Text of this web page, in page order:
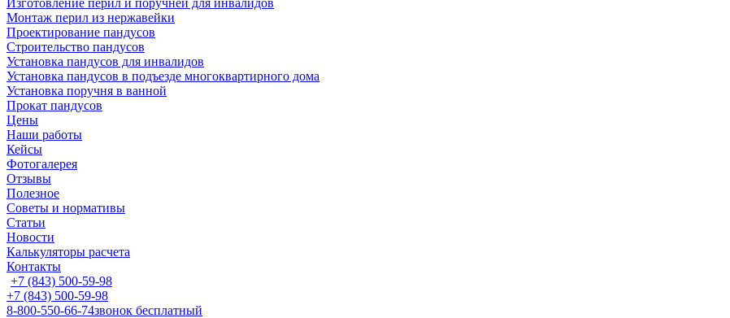
Изготовление перил и поручней для инвалидов
Монтаж перил из нержавейки
Проектирование пандусов
Строительство пандусов
Установка пандусов для инвалидов
Установка пандусов в подъезде многоквартирного дома
Установка поручня в ванной
Прокат пандусов
Цены
Наши работы
Кейсы
Фотогалерея
Отзывы
Полезное
Советы и нормативы
Статьи
Новости
Калькуляторы расчета
Контакты
+7 (843) 500-59-98
+7 (843) 500-59-98
8-800-550-66-74звонок бесплатный